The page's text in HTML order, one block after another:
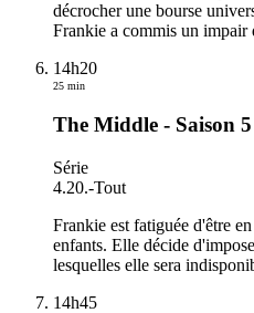
décrocher une bourse
Frankie a commis un impair
14h20
25 min
The Middle - Saison 5
Série
4.20.-Tout
Frankie est fatiguée d'être
enfants. Elle décide
lesquelles elle sera
14h45